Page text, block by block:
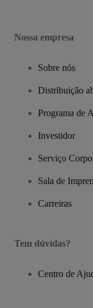
Nossa empresa
Sobre nós
Distribuição
Programa de
Investidor
Serviço
Sala de
Carreiras
Tem dúvidas?
Centro de